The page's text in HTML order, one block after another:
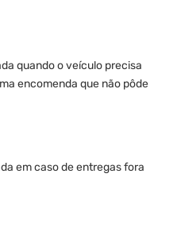
quando o veículo precisa
encomenda que não pôde
em caso de entregas fora